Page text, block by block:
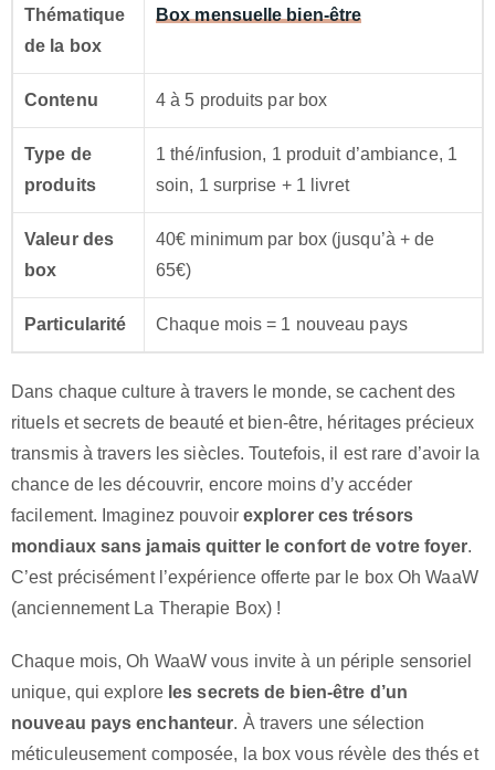
Thématique
de la box
Box mensuelle bien-être
Contenu 4 à 5 produits par box
Type de
produits
1 thé/infusion, 1 produit d’ambiance, 1
soin, 1 surprise + 1 livret
Valeur des
box
40€ minimum par box (jusqu’à + de
65€)
Particularité Chaque mois = 1 nouveau pays
Dans chaque culture à travers le monde, se cachent des
rituels et secrets de beauté et bien-être, héritages précieux
transmis à travers les siècles. Toutefois, il est rare d’avoir la
chance de les découvrir, encore moins d’y accéder
facilement. Imaginez pouvoir explorer ces trésors
mondiaux sans jamais quitter le confort de votre foyer.
C’est précisément l’expérience offerte par le box Oh WaaW
(anciennement La Therapie Box) !
Chaque mois, Oh WaaW vous invite à un périple sensoriel
unique, qui explore les secrets de bien-être d’un
nouveau pays enchanteur. À travers une sélection
méticuleusement composée, la box vous révèle des thés et